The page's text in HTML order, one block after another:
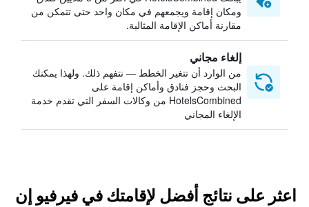
ومكان إقامة ويجمعهم في مكان واحد حتى تتمكن من
مقارنة أماكن الإقامة المثالية.
إلغاء مجاني
من الوارد أن تتغير الخطط — نتفهم ذلك. ولهذا يمكنك
البحث وحجز فنادق وأماكن إقامة على
HotelsCombined من وكالات السفر التي تقدم خدمة
الإلغاء المجاني
اعثر على نتائج أفضل لإقامتك في فيرفيو إن